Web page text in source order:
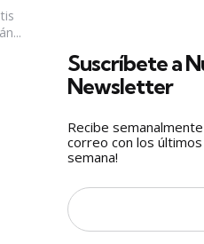
Suscríbete a
Newsletter
Recibe
correo con los
semana!